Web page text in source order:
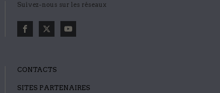
Suivez-nous sur les réseaux
CONTACTS
SITES PARTENAIRES